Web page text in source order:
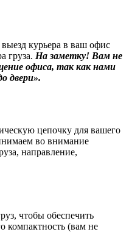
курьера в ваш офис
груза. На заметку! Вам не
офиса, так как нами
двери».
цепочку для вашего
во внимание
направление,
чтобы обеспечить
компактность (вам не